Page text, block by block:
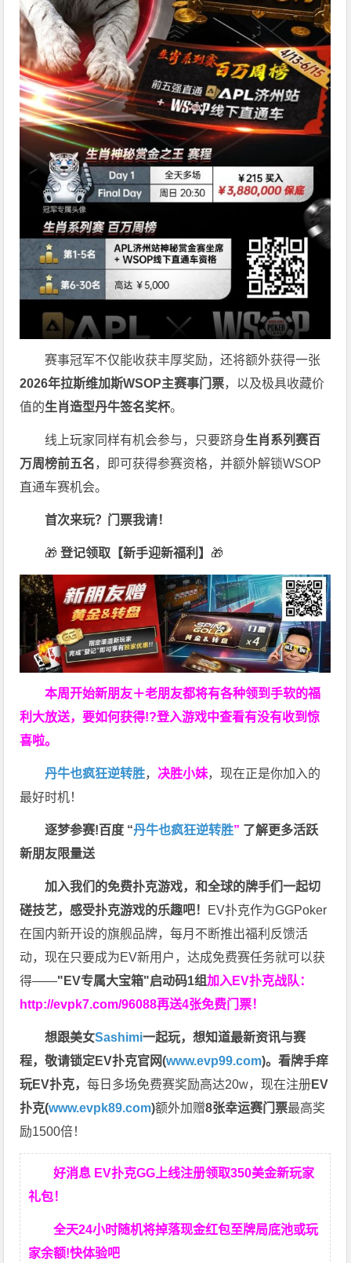
赛事冠军不仅能收获丰厚奖励，还将额外获得一张
2026年拉斯维加斯WSOP主赛事门票，以及极具收藏价
值的生肖造型丹牛签名奖杯。
线上玩家同样有机会参与，只要跻身生肖系列赛百
万周榜前五名，即可获得参赛资格，并额外解锁WSOP
直通车赛机会。
首次来玩？门票我请！
🎁 登记领取【新手迎新福利】 🎁
本周开始新朋友＋老朋友都将有各种领到手软的福
利大放送，要如何获得!?登入游戏中查看有没有收到惊
喜啦。
丹牛也疯狂逆转胜， 决胜小妹，现在正是你加入的
最好时机！
逐梦参赛!百度 “丹牛也疯狂逆转胜” 了解更多活跃
新朋友限量送
加入我们的免费扑克游戏，和全球的牌手们一起切
磋技艺，感受扑克游戏的乐趣吧！ EV扑克作为GGPoker
在国内新开设的旗舰品牌，每月不断推出福利反馈活
动，现在只要成为EV新用户，达成免费赛任务就可以获
得——"EV专属大宝箱"启动码1组加入EV扑克战队：
http://evpk7.com/96088再送4张免费门票！
想跟美女Sashimi一起玩，想知道最新资讯与赛
程，敬请锁定EV扑克官网(www.evp99.com)。看牌手痒
玩EV扑克，每日多场免费赛奖励高达20w，现在注册EV
扑克(www.evpk89.com)额外加赠8张幸运赛门票最高奖
励1500倍！
好消息 EV扑克GG上线注册领取350美金新玩家
礼包！
全天24小时随机将掉落现金红包至牌局底池或玩
家余额!快体验吧